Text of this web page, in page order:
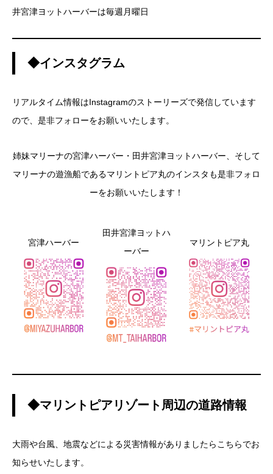
井宮津ヨットハーバーは毎週月曜日
◆インスタグラム
リアルタイム情報はInstagramのストーリーズで発信しています
ので、是非フォローをお願いいたします。
姉妹マリーナの宮津ハーバー・田井宮津ヨットハーバー、そして
マリーナの遊漁船であるマリントピア丸のインスタも是非フォロ
ーをお願いいたします！
宮津ハーバー
田井宮津ヨットハ
ーバー
マリントピア丸
◆マリントピアリゾート周辺の道路情報
大雨や台風、地震などによる災害情報がありましたらこちらでお
知らせいたします。